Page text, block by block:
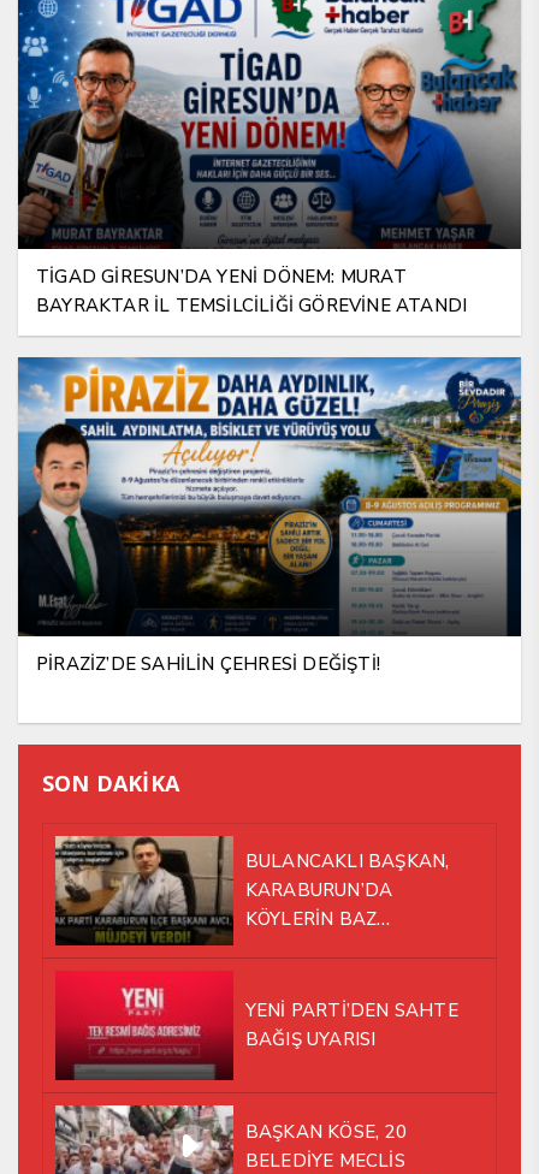
TİGAD GİRESUN’DA YENİ DÖNEM: MURAT
BAYRAKTAR İL TEMSİLCİLİĞİ GÖREVİNE ATANDI
PİRAZİZ’DE SAHİLİN ÇEHRESİ DEĞİŞTİ!
SON DAKİKA
BULANCAKLI BAŞKAN,
KARABURUN’DA
KÖYLERİN BAZ
YENİ PARTİ’DEN SAHTE
BAĞIŞ UYARISI
BAŞKAN KÖSE, 20
BELEDİYE MECLİS